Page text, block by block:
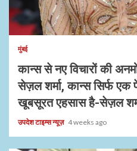
मुंबई
कान्स से नए विचारों की
सेज़ल शर्मा, कान्स सिर्फ एक
खूबसूरत एहसास है-सेज़ल
उपदेश टाइम्स न्यूज़ 4 weeks ago